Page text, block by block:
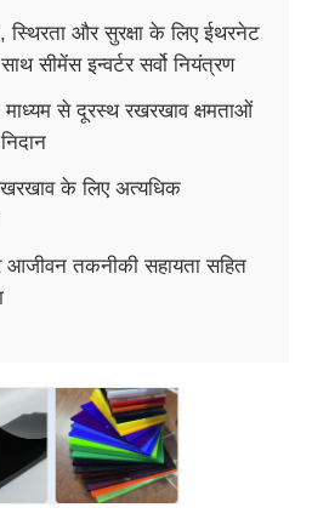
स्थिरता और सुरक्षा के लिए ईथरनेट
सीमेंस इन्वर्टर सर्वो नियंत्रण
से दूरस्थ रखरखाव क्षमताओं
के लिए अत्यधिक
तकनीकी सहायता सहित